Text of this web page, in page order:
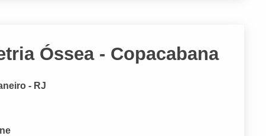
Óssea - Copacabana
- RJ